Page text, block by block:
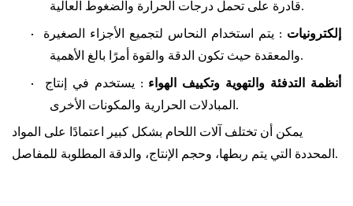
قادرة على تحمل درجات الحرارة والضغوط العالية.
· إلكترونيات : يتم استخدام النحاس لتجميع الأجزاء الصغيرة
والمعقدة حيث تكون الدقة والقوة أمرًا بالغ الأهمية.
· أنظمة التدفئة والتهوية وتكييف الهواء : يستخدم في إنتاج
المبادلات الحرارية والمكونات الأخرى.
يمكن أن تختلف آلات اللحام بشكل كبير اعتمادًا على المواد
المحددة التي يتم ربطها، وحجم الإنتاج، والدقة المطلوبة للمفاصل.